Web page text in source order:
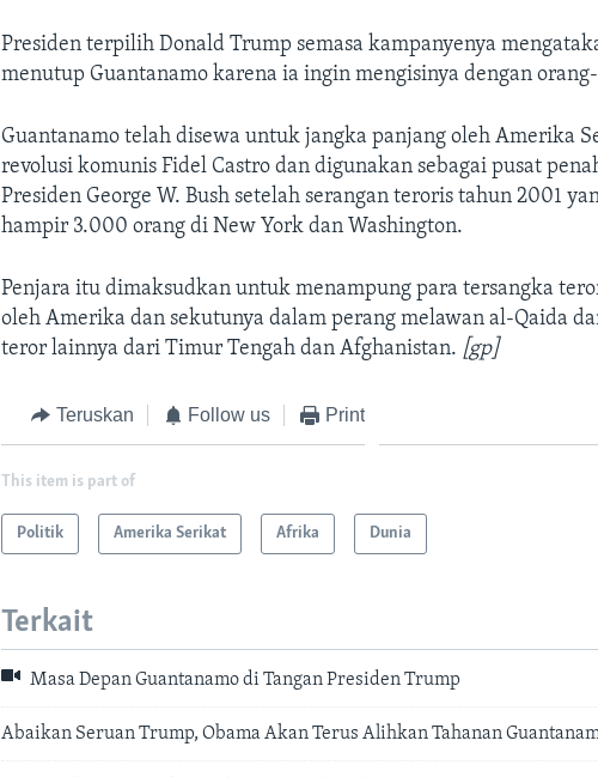
Presiden terpilih Donald Trump semasa kampanyenya
menutup Guantanamo karena ia ingin mengisinya dengan
Guantanamo telah disewa untuk jangka panjang oleh Amerika
revolusi komunis Fidel Castro dan digunakan sebagai pusat
Presiden George W. Bush setelah serangan teroris tahun 2001
hampir 3.000 orang di New York dan Washington.
Penjara itu dimaksudkan untuk menampung para tersangka
oleh Amerika dan sekutunya dalam perang melawan al-Qaida
teror lainnya dari Timur Tengah dan Afghanistan. [gp]
Teruskan Follow us Print
This item is part of
Politik Amerika Serikat Afrika Dunia
Terkait
Masa Depan Guantanamo di Tangan Presiden Trump
Abaikan Seruan Trump, Obama Akan Terus Alihkan Tahanan